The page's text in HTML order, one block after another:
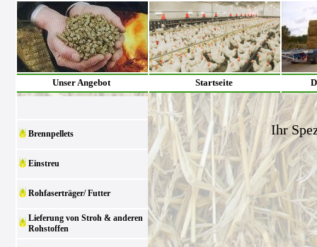
Unser Angebot Startseite
Brennpellets
Einstreu
Rohfaserträger/ Futter
Lieferung von Stroh & anderen
Rohstoffen
Ihr